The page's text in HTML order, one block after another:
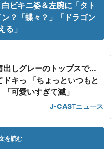
ビキニ姿＆左腕に「タト
？「蝶々？」「ドラゴン
る」
出しグレーのトップスで...
ドキっ 「ちょっといつもと
可愛いすぎて滅」
J-CASTニュース
を読む